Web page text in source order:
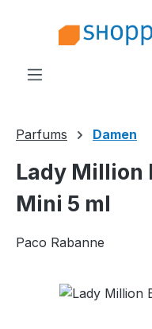
Zum Hauptinhalt
Parfums Damen
Lady Million
Mini 5 ml
Paco Rabanne
Bildergalerie